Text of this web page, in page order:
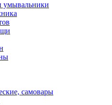
умывальники
самовары